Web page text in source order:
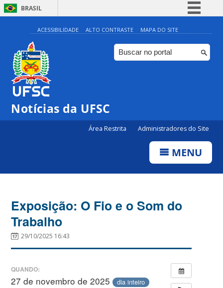
BRASIL
Simplifique!
Comunica BR
Participe
ACESSIBILIDADE ALTO CONTRASTE MAPA DO SITE
Notícias da UFSC
Área Restrita Administradores do Site
MENU
Exposição: O Fio e o Som do
Trabalho
29/10/2025 16:43
QUANDO:
27 de novembro de 2025 dia inteiro